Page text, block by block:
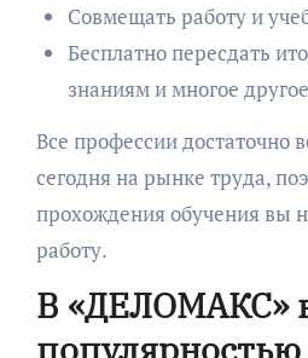
Совмещать работу и
Бесплатно пересдать
знаниям и многое
Все профессии достаточно
сегодня на рынке труда,
прохождения обучения вы
работу.
В «ДЕЛОМАКС»
популярностью